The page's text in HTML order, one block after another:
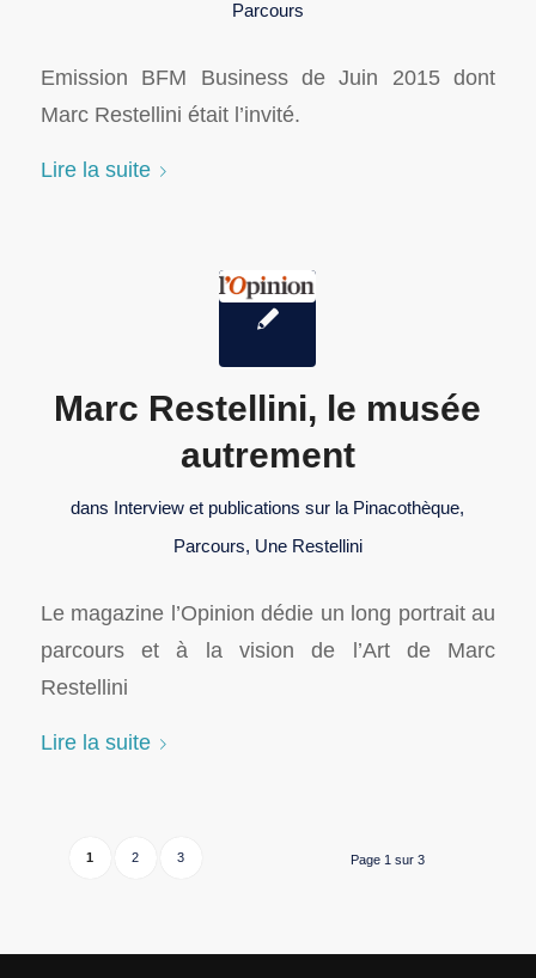
Parcours
Emission BFM Business de Juin 2015 dont
Marc Restellini était l’invité.
Lire la suite
Marc Restellini, le musée
autrement
dans Interview et publications sur la Pinacothèque,
Parcours, Une Restellini
Le magazine l’Opinion dédie un long portrait au
parcours et à la vision de l’Art de Marc
Restellini
Lire la suite
Page 1 sur 3
1 2 3